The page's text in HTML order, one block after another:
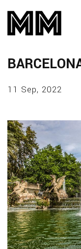
11 Sep, 2022